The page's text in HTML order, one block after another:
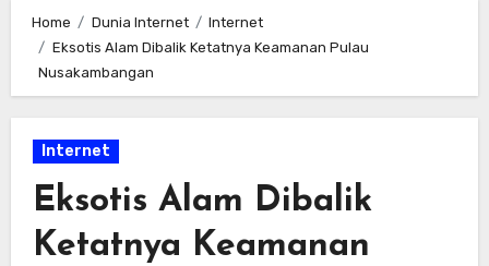
Home Dunia Internet
Internet
Eksotis Alam Dibalik Ketatnya Keamanan Pulau
Nusakambangan
Internet
Eksotis Alam Dibalik
Ketatnya Keamanan